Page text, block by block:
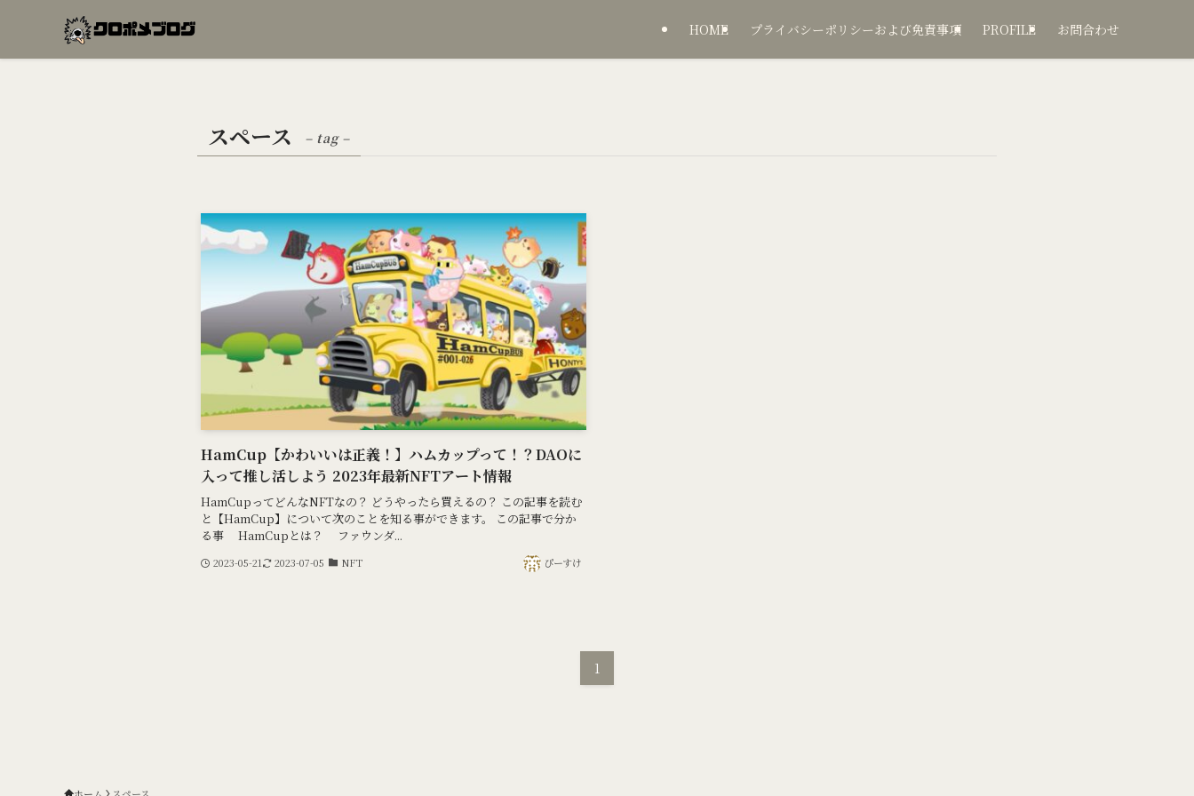
HOME プライバシーポリシーおよび免責事項 PROFILE お問合わせ
スペース – tag –
HamCup【かわいいは正義！】ハムカップって！？DAOに
入って推し活しよう 2023年最新NFTアート情報
HamCupってどんなNFTなの？ どうやったら買えるの？ この記事を読む
と【HamCup】について次のことを知る事ができます。 この記事で分か
る事 HamCupとは？ ファウンダ...
2023-05-21 2023-07-05 NFT ぴーすけ
1